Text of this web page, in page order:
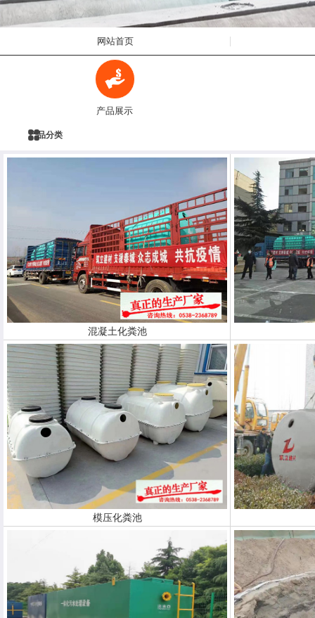
网站首页
产品展示
产品分类
混凝土化粪池
模压化粪池